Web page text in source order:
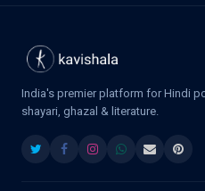
India's premier platform for Hindi
shayari, ghazal & literature.